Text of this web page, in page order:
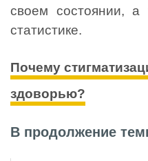
своем состоянии, а
статистике.
Почему
здоворью?
В продолжение